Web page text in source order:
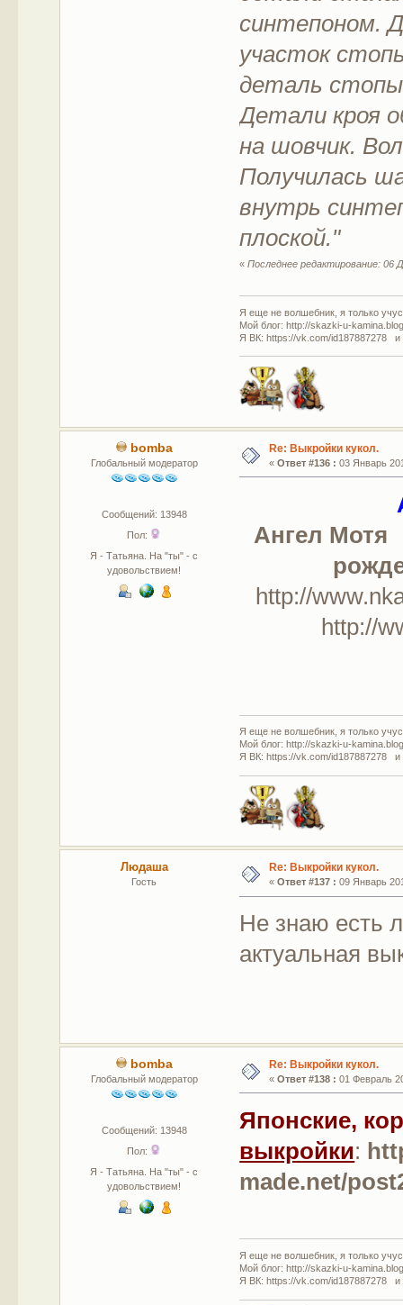
синтепоном.
участок
деталь
Детали кроя
на шовчик.
Получилась
внутрь
плоской."
«Последнее редактирование: 06
Я еще не волшебник, я только
Мой блог: http://skazki-u-
Я ВК: https://vk.com/id187887278 и
bomba
Глобальный модератор
Сообщений: 13948
Пол:
Я - Татьяна. На "ты" - с
удовольствием!
Re: Выкройки кукол.
« Ответ #136 : 03 Январь
Ангел Мотя
http://
http://
Я еще не волшебник, я только
Мой блог: http://skazki-u-
Я ВК: https://vk.com/id187887278 и
Людаша
Гость
Re: Выкройки кукол.
« Ответ #137 : 09 Январь
Не знаю есть
актуальная
bomba
Глобальный модератор
Сообщений: 13948
Пол:
Я - Татьяна. На "ты" - с
удовольствием!
Re: Выкройки кукол.
« Ответ #138 : 01 Февраль
Японские,
выкройки:
made.net/
Я еще не волшебник, я только
Мой блог: http://skazki-u-
Я ВК: https://vk.com/id187887278 и